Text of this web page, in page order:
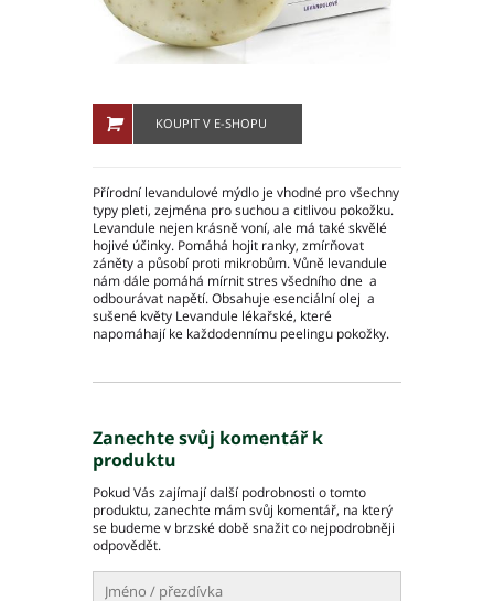
Hlavní město Praha
Středočeský kraj
Karlovarský kraj
Ústecký kraj
Královéhradecký kraj
Pardubický kraj
Kraj Vysočina
Jihomoravský kraj
Olomoucký kraj
Zlínský kraj
Slovenská republika
Akce pivovaru
O pivovaru
Slavnostní otevření
Druhy piva
KOUPIT V E-SHOPU
Přírodní levandulové mýdlo je vhodné pro všechny
typy pleti, zejména pro suchou a citlivou pokožku.
Levandule nejen krásně voní, ale má také skvělé
hojivé účinky. Pomáhá hojit ranky, zmírňovat
záněty a působí proti mikrobům. Vůně levandule
nám dále pomáhá mírnit stres všedního dne a
odbourávat napětí. Obsahuje esenciální olej a
sušené květy Levandule lékařské, které
napomáhají ke každodennímu peelingu pokožky.
Zanechte svůj komentář k
produktu
Pokud Vás zajímají další podrobnosti o tomto
produktu, zanechte mám svůj komentář, na který
se budeme v brzské době snažit co nejpodrobněji
odpovědět.